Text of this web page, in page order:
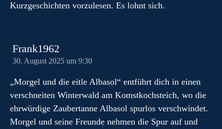
Kurzgeschichten vorzulesen. Es lohnt sich.
Frank1962
30. August 2025 um 9:30
„Morgel und die eitle Albasol“ entführt dich in einen
verschneiten Winterwald am Komstkochsteich, wo die
ehrwürdige Zaubertanne Albasol spurlos verschwindet.
Morgel und seine Freunde nehmen die Spur auf und